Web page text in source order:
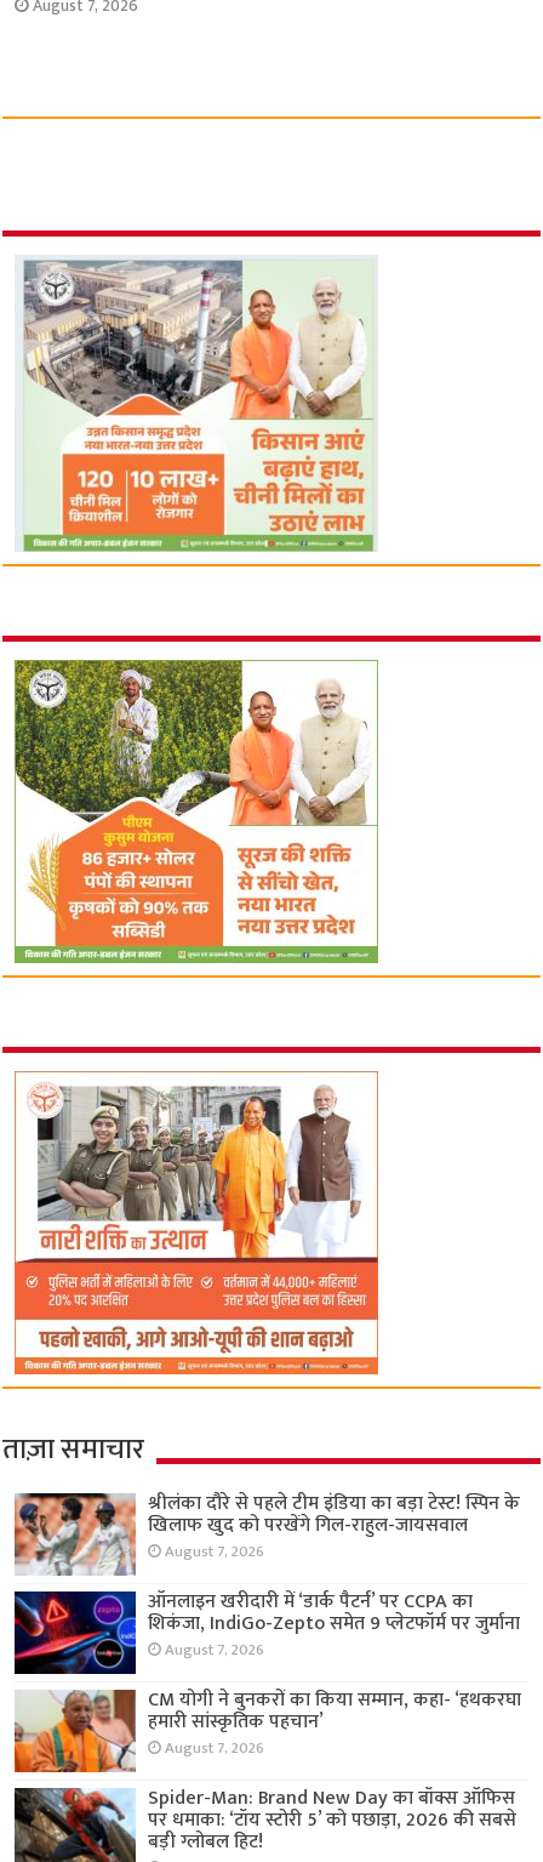
August 7, 2026
ताज़ा समाचार
श्रीलंका दौरे से पहले टीम इंडिया का बड़ा टेस्ट! स्पिन के
खिलाफ खुद को परखेंगे गिल-राहुल-जायसवाल
August 7, 2026
ऑनलाइन खरीदारी में ‘डार्क पैटर्न’ पर CCPA का
शिकंजा, IndiGo-Zepto समेत 9 प्लेटफॉर्म पर जुर्माना
August 7, 2026
CM योगी ने बुनकरों का किया सम्मान, कहा- ‘हथकरघा
हमारी सांस्कृतिक पहचान’
August 7, 2026
Spider-Man: Brand New Day का बॉक्स ऑफिस
पर धमाका: ‘टॉय स्टोरी 5’ को पछाड़ा, 2026 की सबसे
बड़ी ग्लोबल हिट!